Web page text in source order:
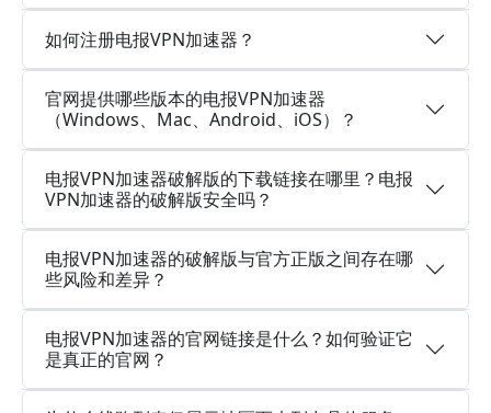
如何注册电报VPN加速器？
官网提供哪些版本的电报VPN加速器
（Windows、Mac、Android、iOS）？
电报VPN加速器破解版的下载链接在哪里？电报
VPN加速器的破解版安全吗？
电报VPN加速器的破解版与官方正版之间存在哪
些风险和差异？
电报VPN加速器的官网链接是什么？如何验证它
是真正的官网？